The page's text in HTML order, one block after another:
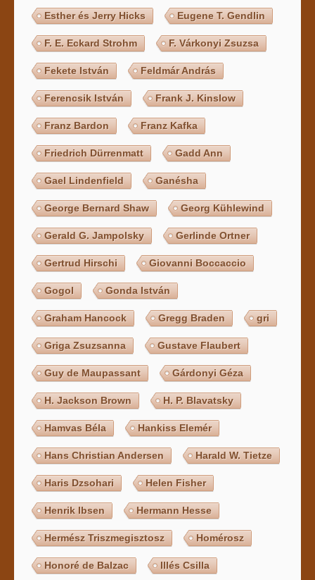
Esther és Jerry Hicks Eugene T. Gendlin
F. E. Eckard Strohm F. Várkonyi Zsuzsa
Fekete István Feldmár András
Ferencsik István Frank J. Kinslow
Franz Bardon Franz Kafka
Friedrich Dürrenmatt Gadd Ann
Gael Lindenfield Ganésha
George Bernard Shaw Georg Kühlewind
Gerald G. Jampolsky Gerlinde Ortner
Gertrud Hirschi Giovanni Boccaccio
Gogol Gonda István
Graham Hancock Gregg Braden gri
Griga Zsuzsanna Gustave Flaubert
Guy de Maupassant Gárdonyi Géza
H. Jackson Brown H. P. Blavatsky
Hamvas Béla Hankiss Elemér
Hans Christian Andersen Harald W. Tietze
Haris Dzsohari Helen Fisher
Henrik Ibsen Hermann Hesse
Hermész Triszmegisztosz Homérosz
Honoré de Balzac Illés Csilla